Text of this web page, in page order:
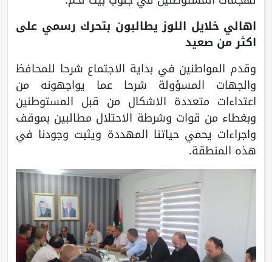
اهالي خلايل اللوز يطالبون بتحرك رسمي على
اكثر من صعيد
وقدم المواطنين في بداية الاجتماع شرحا للمحافظ
والجهات المسؤولة شرحا عما يواجهونه من
اعتداءات متعددة الاشكال من قبل المستوطنين
وبغطاء من قوات وشرطة الاحتلال مطالبين بموقف
واجراءات يحمي حياتنا المهددة ويثبت وجودنا في
هذه المنطقة.